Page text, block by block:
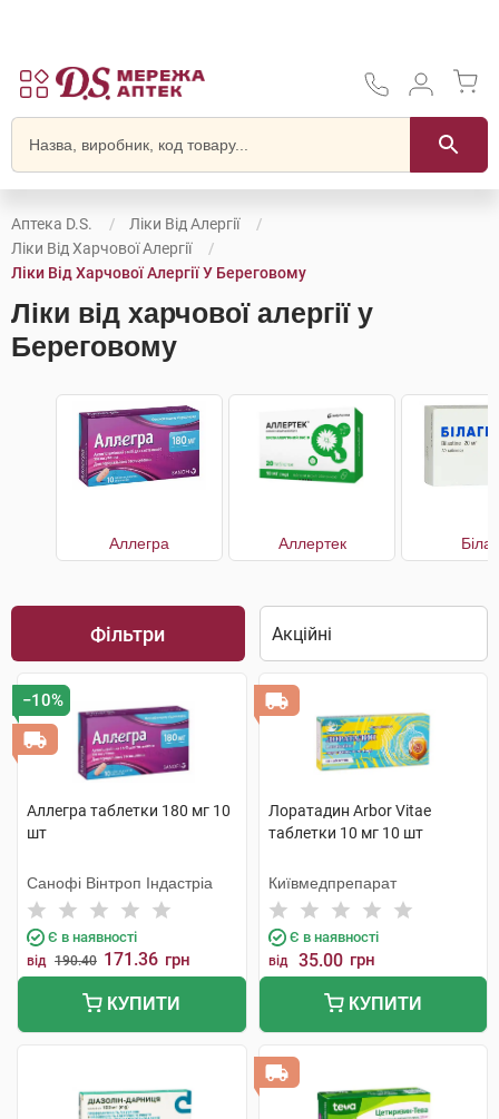
Аптека D.S.
Ліки Від Алергії
Ліки Від Харчової Алергії
Ліки Від Харчової Алергії У Береговому
Ліки від харчової алергії у
Береговому
Аллегра Аллертек
Фільтри
−10%
Аллегра таблетки 180 мг 10
шт
Санофі Вінтроп Індастріа
Є в наявності
від 190.40 171.36 грн
КУПИТИ
Лоратадин Arbor Vitae
таблетки 10 мг 10 шт
Київмедпрепарат
Є в наявності
від 35.00 грн
КУПИТИ